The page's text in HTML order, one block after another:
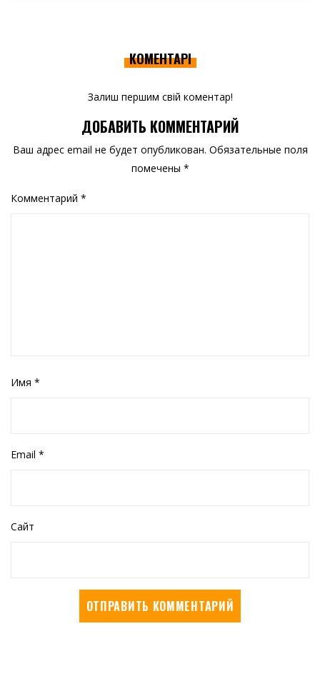
КОМЕНТАРІ
Залиш першим свій коментар!
ДОБАВИТЬ КОММЕНТАРИЙ
Ваш адрес email не будет опубликован. Обязательные поля
помечены *
Комментарий *
Имя *
Email *
Сайт